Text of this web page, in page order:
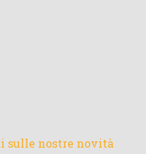
sulle nostre novità